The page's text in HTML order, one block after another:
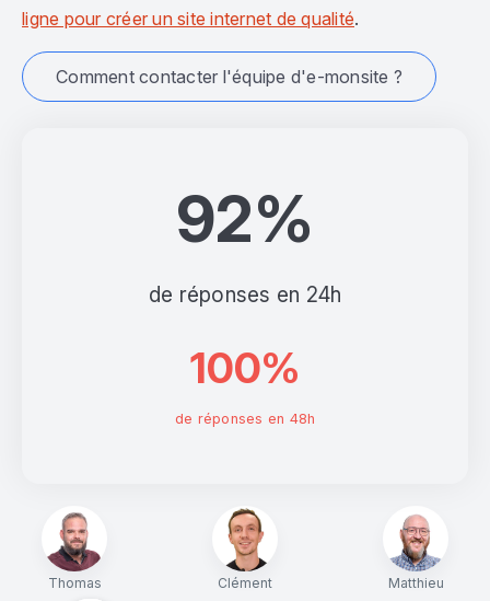
Thomas Clément Matthieu
92%
de réponses en 24h
100%
de réponses en 48h
ligne pour créer un site internet de qualité.
Comment contacter l'équipe d'e-monsite ?